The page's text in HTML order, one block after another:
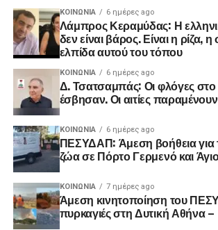
ΚΟΙΝΩΝΊΑ 6 ημέρες ago
Λάμπρος Κεραμύδας: Η
δεν είναι βάρος. Είναι η ρίζα, η
ελπίδα αυτού του τόπου
ΚΟΙΝΩΝΊΑ 6 ημέρες ago
Δ. Τσατσαμπάς: Οι φλόγες στο
έσβησαν. Οι αιτίες παραμένουν
ΚΟΙΝΩΝΊΑ 6 ημέρες ago
ΠΕΣΥΔΑΠ: Άμεση βοήθεια για
ζώα σε Πόρτο Γερμενό και
ΚΟΙΝΩΝΊΑ 7 ημέρες ago
Άμεση κινητοποίηση του
πυρκαγιές στη Δυτική Αθήνα –